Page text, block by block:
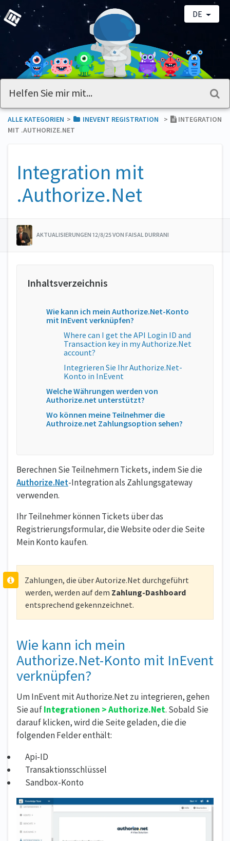
DE
ALLE KATEGORIEN ​>​ ​INEVENT REGISTRATION ​>​
INTEGRATION
MIT .AUTHORIZE.NET
Integration mit
.Authorize.Net
AKTUALISIERUNGEN 12/8/25 VON FAISAL DURRANI
Wie kann ich mein Authorize.Net-Konto
mit InEvent verknüpfen?
Where can I get the API Login ID and
Transaction key in my Authorize.Net
account?
Integrieren Sie Ihr Authorize.Net-
Konto in InEvent
Welche Währungen werden von
Authorize.net unterstützt?
Wo können meine Teilnehmer die
Authroize.net Zahlungsoption sehen?
Berechnen Sie Teilnehmern Tickets, indem Sie die
Authorize.Net-Integration als Zahlungsgateway
verwenden.
Ihr Teilnehmer können Tickets über das
Registrierungsformular, die Website oder die Seite
Mein Konto kaufen.
Zahlungen, die über Autorize.Net durchgeführt
werden, werden auf dem Zahlung-Dashboard
entsprechend gekennzeichnet.
Wie kann ich mein
Authorize.Net-Konto mit InEvent
verknüpfen?
Um InEvent mit Authorize.Net zu integrieren, gehen
Sie aufIntegrationen > Authorize.Net. Sobald Sie
darauf klicken, wird die Seite geladen, die die
folgenden Felder enthält:
Api-ID
Transaktionsschlüssel
Sandbox-Konto